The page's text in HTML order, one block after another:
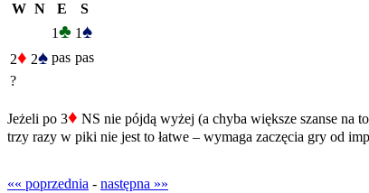
W N E
S
1♣ 1♠
2♦ 2♠ pas pas
?
Jeżeli po 3♦ NS nie pójdą wyżej (a chyba większe szanse na
trzy razy w piki nie jest to łatwe – wymaga zaczęcia gry od
«« poprzednia - następna »»